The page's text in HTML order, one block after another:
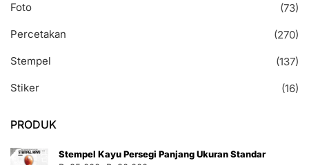
Foto
(73)
Percetakan
(270)
Stempel
(137)
Stiker
(16)
PRODUK
Stempel Kayu Persegi Panjang Ukuran Standar